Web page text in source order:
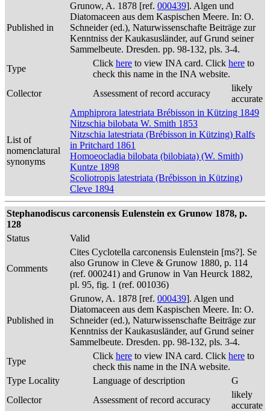
Published in
Grunow, A. 1878 [ref. 000439]. Algen und
Diatomaceen aus dem Kaspischen Meere. In: O.
Schneider (ed.), Naturwissenschafte Beiträge zur
Kenntniss der Kaukasusländer, auf Grund seiner
Sammelbeute. Dresden. pp. 98-132, pls. 3-4.
Type
Click here to view INA card. Click here to
check this name in the INA website.
Collector
Assessment of record accuracy
likely
accurate
List of
nomenclatural
synonyms
Amphiprora latestriata Brébisson in Kützing 1849
Nitzschia bilobata W. Smith 1853
Nitzschia latestriata (Brébisson in Kützing) Ralfs
in Pritchard 1861
Homoeocladia bilobata (bilobiata) (W. Smith)
Kuntze 1898
Scoliotropis latestriata (Brébisson in Kützing)
Cleve 1894
Stephanodiscus carconensis Eulenstein ex Grunow 1878, p.
128
Status
Valid
Comments
Cites Cyclotella carconensis Eulenstein [ms?]. Se
also Grunow in Cleve & Grunow 1880, p. 114
(ref. 000241) and Grunow in Van Heurck 1882,
pl. 95, fig. 1 (ref. 001036)
Published in
Grunow, A. 1878 [ref. 000439]. Algen und
Diatomaceen aus dem Kaspischen Meere. In: O.
Schneider (ed.), Naturwissenschafte Beiträge zur
Kenntniss der Kaukasusländer, auf Grund seiner
Sammelbeute. Dresden. pp. 98-132, pls. 3-4.
Type
Click here to view INA card. Click here to
check this name in the INA website.
Type Locality
Language of description
G
Collector
Assessment of record accuracy
likely
accurate